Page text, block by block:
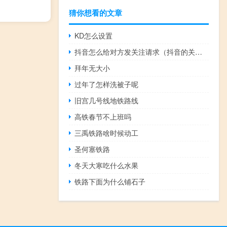
猜你想看的文章
KD怎么设置
抖音怎么给对方发关注请求（抖音的关注请求点开就没了）
拜年无大小
过年了怎样洗被子呢
旧宫几号线地铁路线
高铁春节不上班吗
三禹铁路啥时候动工
圣何塞铁路
冬天大寒吃什么水果
铁路下面为什么铺石子